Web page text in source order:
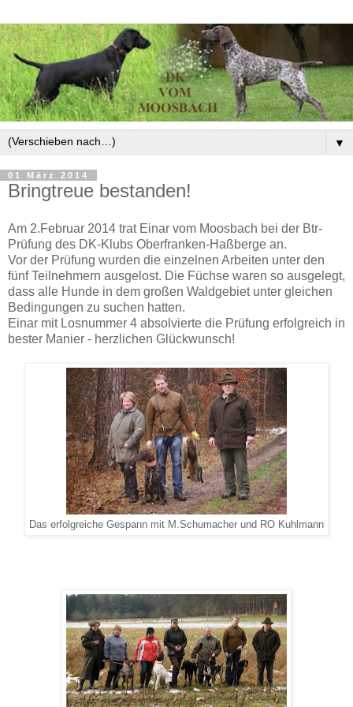
▼
01 März 2014
Bringtreue bestanden!
Am 2.Februar 2014 trat Einar vom Moosbach bei der Btr-
Prüfung des DK-Klubs Oberfranken-Haßberge an.
Vor der Prüfung wurden die einzelnen Arbeiten unter den
fünf Teilnehmern ausgelost. Die Füchse waren so ausgelegt,
dass alle Hunde in dem großen Waldgebiet unter gleichen
Bedingungen zu suchen hatten.
Einar mit Losnummer 4 absolvierte die Prüfung erfolgreich in
bester Manier - herzlichen Glückwunsch!
Das erfolgreiche Gespann mit M.Schumacher und RO Kuhlmann